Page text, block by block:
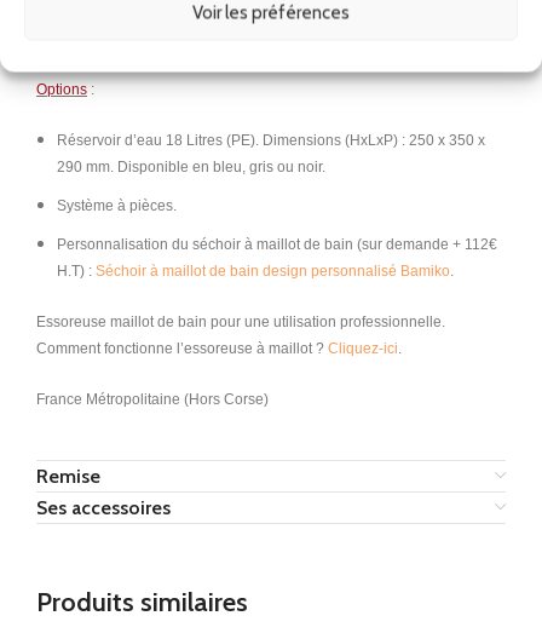
Voir les préférences
mêmes dimensions et ressemble auséchoir, il crée un ensemble
Options :
Réservoir d’eau 18 Litres (PE). Dimensions (HxLxP) : 250 x 350 x
290 mm. Disponible en bleu, gris ou noir.
Système à pièces.
Personnalisation du séchoir à maillot de bain (sur demande + 112€
H.T) : Séchoir à maillot de bain design personnalisé Bamiko.
Essoreuse maillot de bain pour une utilisation professionnelle.
Comment fonctionne l’essoreuse à maillot ? Cliquez-ici.
France Métropolitaine (Hors Corse)
Remise
Ses accessoires
Produits similaires